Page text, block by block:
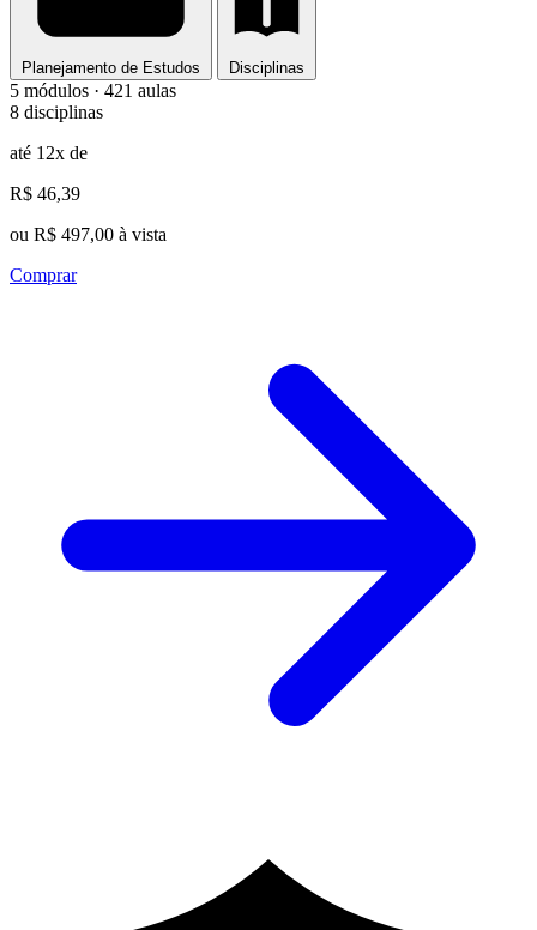
Planejamento de Estudos Disciplinas
5 módulos · 421 aulas
8 disciplinas
até 12x de
R$ 46,39
ou R$ 497,00 à vista
Comprar